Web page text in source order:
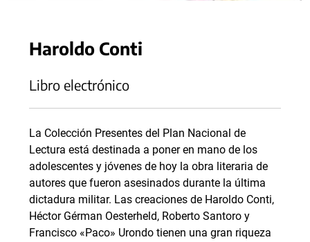
Haroldo Conti
Libro electrónico
La Colección Presentes del Plan Nacional de
Lectura está destinada a poner en mano de los
adolescentes y jóvenes de hoy la obra literaria de
autores que fueron asesinados durante la última
dictadura militar. Las creaciones de Haroldo Conti,
Héctor Gérman Oesterheld, Roberto Santoro y
Francisco «Paco» Urondo tienen una gran riqueza